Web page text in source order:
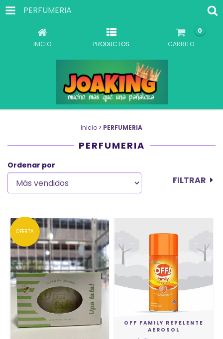
PERFUMERIA
INICIO PRODUCTOS CARRITO
0
Inicio > PERFUMERIA
PERFUMERIA
Ordenar por
FILTRAR
OFERTA
OFF FAMILY REPELENTE
AEROSOL